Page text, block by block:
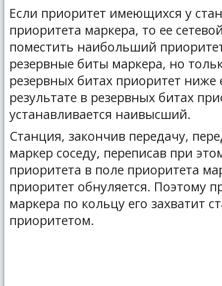
Если приоритет имеющихся у
приоритета маркера, то ее
поместить наибольший
резервные биты маркера, но
резервных битах приоритет ниже
результате в резервных битах
устанавливается наивысший.
Станция, закончив передачу,
маркер соседу, переписав при
приоритета в поле приоритета
приоритет обнуляется. Поэтому
маркера по кольцу его захватит
приоритетом.